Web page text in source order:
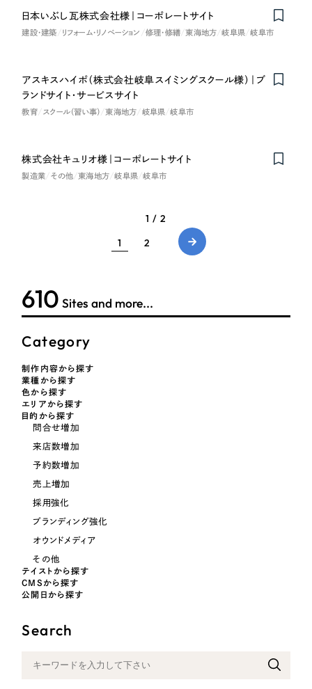
622Sites and more...
Category
制作内容から探す
業種から探す
色から探す
エリアから探す
目的から探す
問合せ増加
来店数増加
予約数増加
売上増加
採用強化
ブランディング強化
オウンドメディア
その他
テイストから探す
CMSから探す
公開日から探す
Search
日本いぶし瓦株式会社様｜コーポレートサイト
建設・建築 リフォーム・リノベーション 修理・修繕 東海地方 岐阜県 岐阜市
アスキスハイポ（株式会社岐阜スイミングスクール様）｜ブ
ランドサイト・サービスサイト
教育 スクール（習い事） 東海地方 岐阜県 岐阜市
株式会社キュリオ様｜コーポレートサイト
製造業 その他 東海地方 岐阜県 岐阜市
1 / 2
1
2